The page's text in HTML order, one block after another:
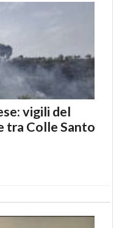
vigili del
tra Colle Santo